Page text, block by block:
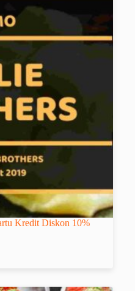
Kredit Diskon 10%